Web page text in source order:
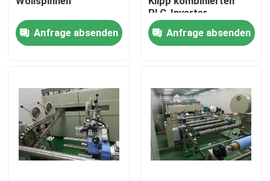
Produkte
Über uns
Anfrage absenden
PLC-Inverter
gesteuert einstellt
Anfrage absenden